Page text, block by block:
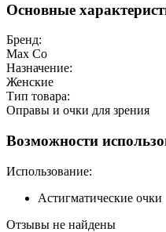
Основные
Бренд:
Max Co
Назначение:
Женские
Тип товара:
Оправы и очки для зрения
Возможности
Использование:
Астигматические очки
Отзывы не найдены